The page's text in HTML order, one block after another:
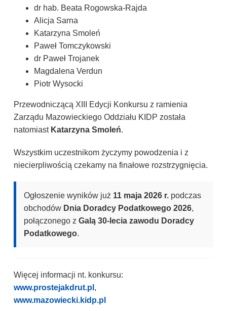
dr hab. Beata Rogowska-Rajda
Alicja Sarna
Katarzyna Smoleń
Paweł Tomczykowski
dr Paweł Trojanek
Magdalena Verdun
Piotr Wysocki
Przewodniczącą XIII Edycji Konkursu z ramienia
Zarządu Mazowieckiego Oddziału KIDP została
natomiast Katarzyna Smoleń.
Wszystkim uczestnikom życzymy powodzenia i z
niecierpliwością czekamy na finałowe rozstrzygnięcia.
Ogłoszenie wyników już 11 maja 2026 r. podczas
obchodów Dnia Doradcy Podatkowego 2026,
połączonego z Galą 30-lecia zawodu Doradcy
Podatkowego.
Więcej informacji nt. konkursu:
www.prostejakdrut.pl ,
www.mazowiecki.kidp.pl